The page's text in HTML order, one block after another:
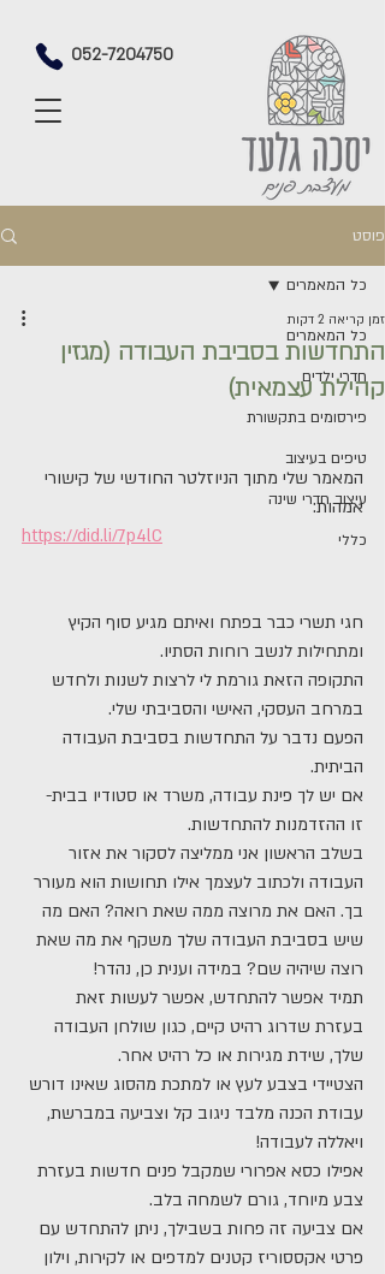
052-7204750
פוסט
כל המאמרים
חדרי ילדים
פירסומים בתקשורת
טיפים בעיצוב
עיצוב חדרי שינה
כללי
כל המאמרים
התחדשות בסביבת העבודה (מגזין
קהילת עצמאית)
זמן קריאה 2 דקות
המאמר שלי מתוך הניוזלטר החודשי של קישורי
אמהות:
https://did.li/7p4lC
חגי תשרי כבר בפתח ואיתם מגיע סוף הקיץ
ומתחילות לנשב רוחות הסתיו.
התקופה הזאת גורמת לי לרצות לשנות ולחדש
במרחב העסקי, האישי והסביבתי שלי.
הפעם נדבר על התחדשות בסביבת העבודה
הביתית.
אם יש לך פינת עבודה, משרד או סטודיו בבית-
זו ההזדמנות להתחדשות.
בשלב הראשון אני ממליצה לסקור את אזור
העבודה ולכתוב לעצמך אילו תחושות הוא מעורר
בך. האם את מרוצה ממה שאת רואה? האם מה
שיש בסביבת העבודה שלך משקף את מה שאת
רוצה שיהיה שם? במידה וענית כן, נהדר!
תמיד אפשר להתחדש, אפשר לעשות זאת
בעזרת שדרוג רהיט קיים, כגון שולחן העבודה
שלך, שידת מגירות או כל רהיט אחר.
הצטיידי בצבע לעץ או למתכת מהסוג שאינו דורש
עבודת הכנה מלבד ניגוב קל וצביעה במברשת,
ויאללה לעבודה!
אפילו כסא אפרורי שמקבל פנים חדשות בעזרת
צבע מיוחד, גורם לשמחה בלב.
אם צביעה זה פחות בשבילך, ניתן להתחדש עם
פרטי אקססוריז קטנים למדפים או לקירות, וילון